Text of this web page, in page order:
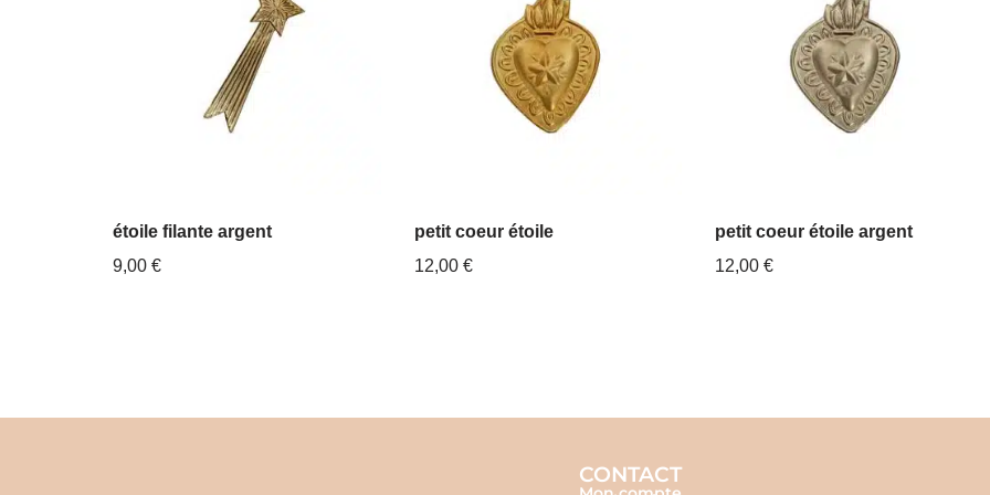
étoile filante argent
9,00 €
petit coeur étoile
12,00 €
petit coeur étoile argent
12,00€
CONTACT